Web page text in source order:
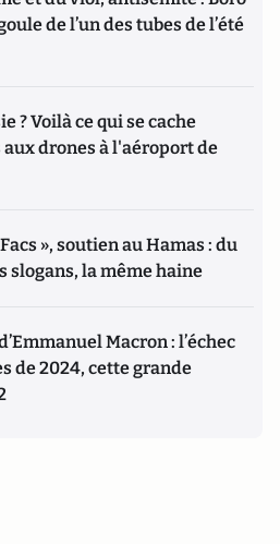
de l’un des tubes de l’été
? Voilà ce qui se cache
drones à l'aéroport de
», soutien au Hamas : du
slogans, la même haine
Macron : l’échec
de 2024, cette grande